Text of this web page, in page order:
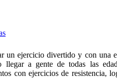
un ejercicio divertido y con una
llegar a gente de todas las
con ejercicios de resistencia,